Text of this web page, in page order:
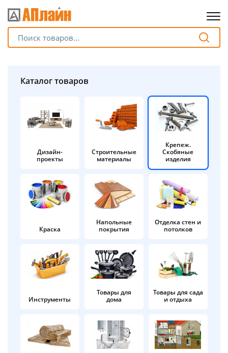
Каталог товаров
Дизайн-
проекты
Строительные
материалы
Крепеж.
Скобяные
изделия
Краска
Напольные
покрытия
Отделка стен и
потолков
Инструменты
Товары для
дома
Товары для сада
и отдыха
Разбейте
без переплат
График платежей
Сегодня
%
в корзину
Оплачивайте сегодня только
25% картой любого банка
Получайте товар
выбранный способом